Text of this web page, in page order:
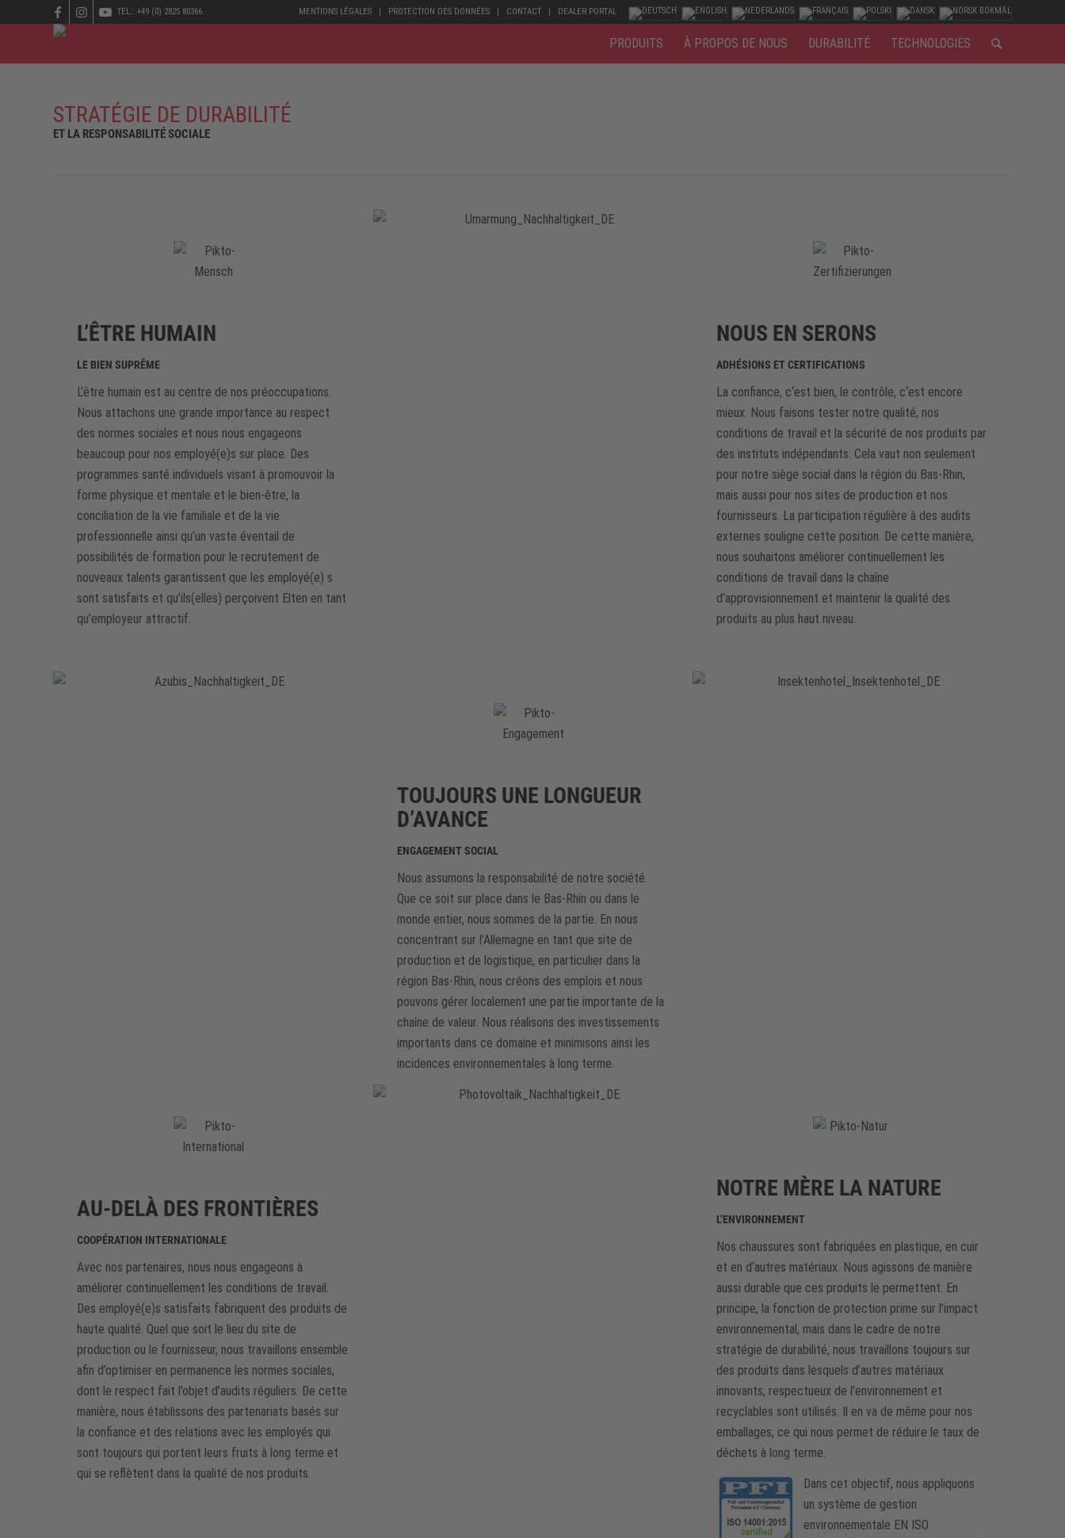
MENTIONS LÉGALES PROTECTION DES DONNÉES CONTACT DEALER PORTAL
TEL.: +49 (0) 2825 80366
PRODUITS À PROPOS DE NOUS DURABILITÉ TECHNOLOGIES
STRATÉGIE DE DURABILITÉ
ET LA RESPONSABILITÉ SOCIALE
L’ÊTRE HUMAIN
LE BIEN SUPRÊME
L‘être humain est au centre de nos préoccupations.
Nous attachons une grande importance au respect
des normes sociales et nous nous engageons
beaucoup pour nos employé(e)s sur place. Des
programmes santé individuels visant à promouvoir la
forme physique et mentale et le bien-être, la
conciliation de la vie familiale et de la vie
professionnelle ainsi qu’un vaste éventail de
possibilités de formation pour le recrutement de
nouveaux talents garantissent que les employé(e) s
sont satisfaits et qu’ils(elles) perçoivent Elten en tant
qu’employeur attractif.
NOUS EN SERONS
ADHÉSIONS ET CERTIFICATIONS
La confiance, c‘est bien, le contrôle, c‘est encore
mieux. Nous faisons tester notre qualité, nos
conditions de travail et la sécurité de nos produits par
des instituts indépendants. Cela vaut non seulement
pour notre siège social dans la région du Bas-Rhin,
mais aussi pour nos sites de production et nos
fournisseurs. La participation régulière à des audits
externes souligne cette position. De cette manière,
nous souhaitons améliorer continuellement les
conditions de travail dans la chaîne
d’approvisionnement et maintenir la qualité des
produits au plus haut niveau.
TOUJOURS UNE LONGUEUR
D’AVANCE
ENGAGEMENT SOCIAL
Nous assumons la responsabilité de notre société.
Que ce soit sur place dans le Bas-Rhin ou dans le
monde entier, nous sommes de la partie. En nous
concentrant sur l’Allemagne en tant que site de
production et de logistique, en particulier dans la
région Bas-Rhin, nous créons des emplois et nous
pouvons gérer localement une partie importante de la
chaîne de valeur. Nous réalisons des investissements
importants dans ce domaine et minimisons ainsi les
incidences environnementales à long terme.
AU-DELÀ DES FRONTIÈRES
COOPÉRATION INTERNATIONALE
Avec nos partenaires, nous nous engageons à
améliorer continuellement les conditions de travail.
Des employé(e)s satisfaits fabriquent des produits de
haute qualité. Quel que soit le lieu du site de
production ou le fournisseur, nous travaillons ensemble
afin d’optimiser en permanence les normes sociales,
dont le respect fait l’objet d’audits réguliers. De cette
manière, nous établissons des partenariats basés sur
la confiance et des relations avec les employés qui
sont toujours qui portent leurs fruits à long terme et
qui se reflètent dans la qualité de nos produits.
NOTRE MÈRE LA NATURE
L’ENVIRONNEMENT
Nos chaussures sont fabriquées en plastique, en cuir
et en d‘autres matériaux. Nous agissons de manière
aussi durable que ces produits le permettent. En
principe, la fonction de protection prime sur l’impact
environnemental, mais dans le cadre de notre
stratégie de durabilité, nous travaillons toujours sur
des produits dans lesquels d’autres matériaux
innovants, respectueux de l’environnement et
recyclables sont utilisés. Il en va de même pour nos
emballages, ce qui nous permet de réduire le taux de
déchets à long terme.
Dans cet objectif, nous appliquons
un système de gestion
environnementale EN ISO